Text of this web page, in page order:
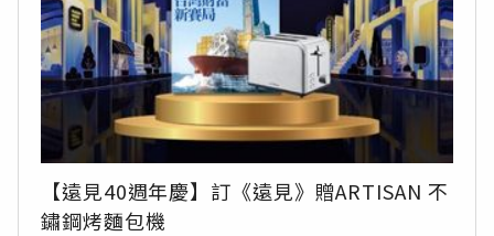
【遠見40週年慶】訂《遠見》贈ARTISAN 不
鏽鋼烤麵包機